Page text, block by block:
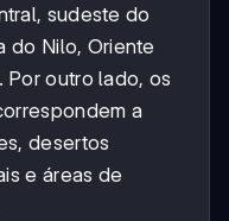
sudeste do
do Nilo, Oriente
Por outro lado, os
a
desertos
e áreas de